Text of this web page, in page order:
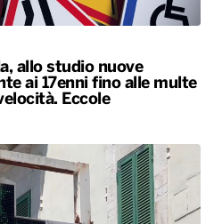
allo studio nuove
ai 17enni fino alle multe
Eccole